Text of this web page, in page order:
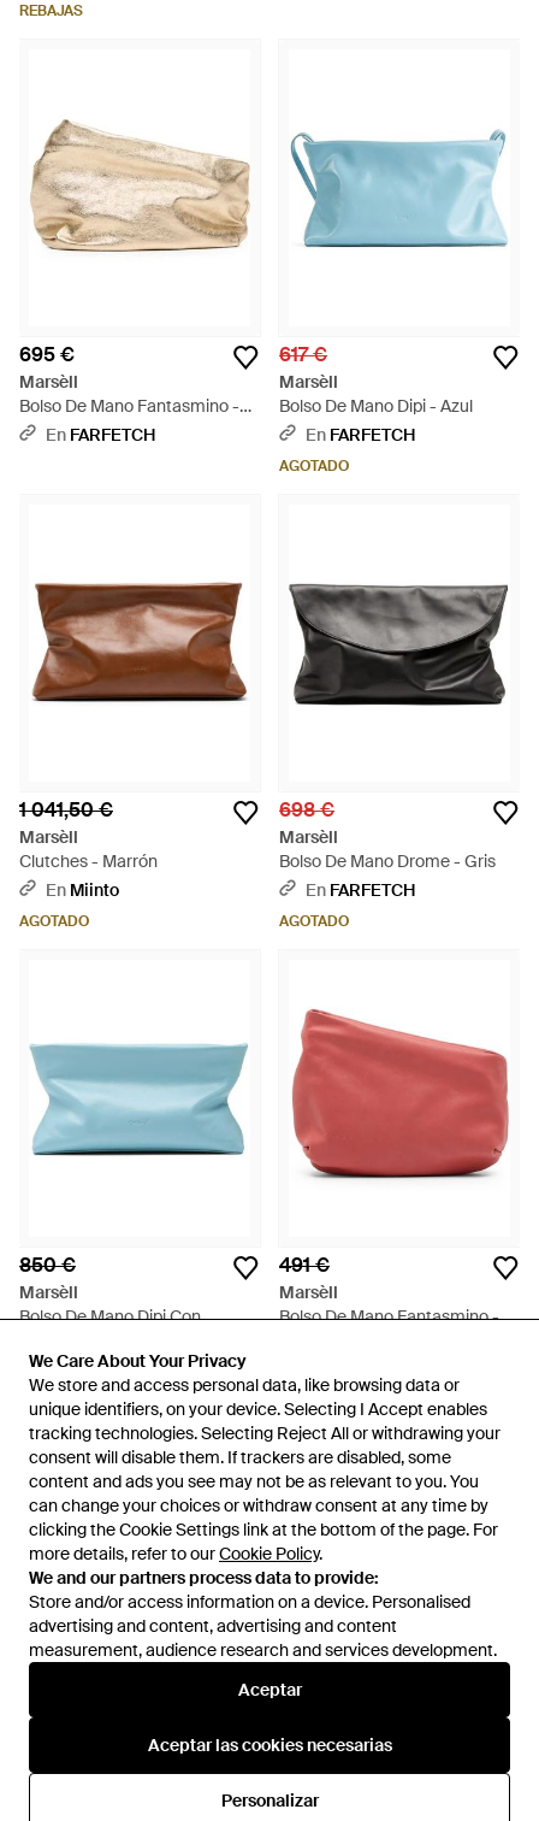
We Care About Your Privacy
We store and access personal data, like browsing data or
unique identifiers, on your device. Selecting I Accept enables
tracking technologies. Selecting Reject All or withdrawing your
consent will disable them. If trackers are disabled, some
content and ads you see may not be as relevant to you. You
can change your choices or withdraw consent at any time by
clicking the Cookie Settings link at the bottom of the page. For
more details, refer to ourCookie Policy.
We and our partners process data to provide:
Store and/or access information on a device. Personalised
advertising and content, advertising and content
measurement, audience research and services development.
Aceptar
Aceptar las cookies necesarias
Personalizar
We Care About Your Privacy
We store and access personal data, like browsing data or
unique identifiers, on your device. Selecting I Accept enables
tracking technologies. Selecting Reject All or withdrawing your
consent will disable them. If trackers are disabled, some
content and ads you see may not be as relevant to you. You
can change your choices or withdraw consent at any time by
clicking the Cookie Settings link at the bottom of the page. For
more details, refer to ourCookie Policy.
We and our partners process data to provide:
Store and/or access information on a device. Personalised
advertising and content, advertising and content
measurement, audience research and services development.
Aceptar
Aceptar las cookies necesarias
Personalizar
REBAJAS
695 €
Marsèll
Bolso De Mano Fantasmino -
Neutro
En FARFETCH
617 €
Marsèll
Bolso De Mano Dipi - Azul
En FARFETCH
AGOTADO
1 041,50 €
Marsèll
Clutches - Marrón
En Miinto
AGOTADO
698 €
Marsèll
Bolso De Mano Drome - Gris
En FARFETCH
AGOTADO
850 €
Marsèll
Bolso De Mano Dipi Con
AGOTADO
491 €
Marsèll
Bolso De Mano Fantasmino -
AGOTADO
Internacional
Ayuda e información